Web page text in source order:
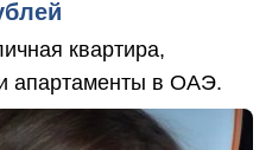
квартира,
апартаменты в ОАЭ.